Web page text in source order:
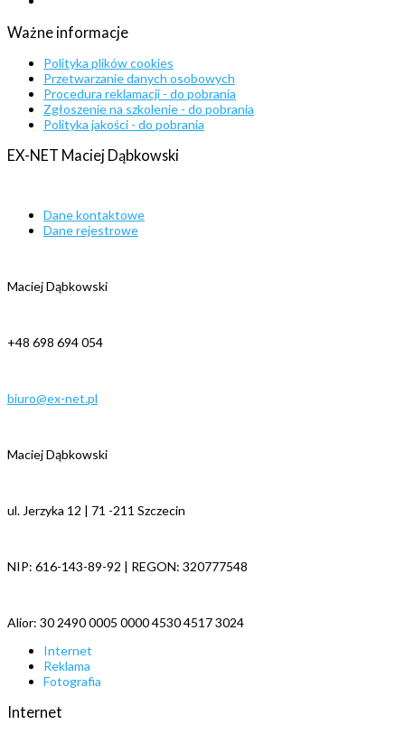
Ważne informacje
Polityka plików cookies
Przetwarzanie danych osobowych
Procedura reklamacji - do pobrania
Zgłoszenie na szkolenie - do pobrania
Polityka jakości - do pobrania
EX-NET Maciej Dąbkowski
Dane kontaktowe
Dane rejestrowe
Maciej Dąbkowski
+48 698 694 054
biuro@ex-net.pl
Maciej Dąbkowski
ul. Jerzyka 12 | 71 -211 Szczecin
NIP: 616-143-89-92 | REGON: 320777548
Alior: 30 2490 0005 0000 4530 4517 3024
Internet
Reklama
Fotografia
Internet